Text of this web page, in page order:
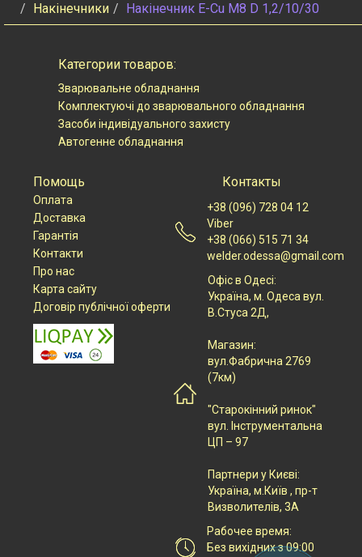
Накінечники
Накiнечник E-Cu M8 D 1,2/10/30
Категории товаров:
Зварювальне обладнання
Комплектуючі до зварювального обладнання
Засоби індивідуального захисту
Автогенне обладнання
Помощь
Оплата
Доставка
Гарантія
Контакти
Про нас
Карта сайту
Договір публічної оферти
Контакты
+38 (096) 728 04 12
Viber
+38 (066) 515 71 34
welder.odessa@gmail.com
Офіс в Одесі:
Українa, м. Одеса вул.
В.Стуса 2Д,
Магазин:
вул.Фабрична 2769
(7км)
"Старокінний ринок"
вул. Інструментальна
ЦП – 97
Партнери у Києві:
Українa, м.Київ , пр-т
Визволителів, 3А
Рабочее время:
Без вихідних з 09:00